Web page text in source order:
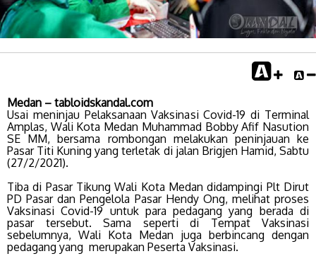
Medan – tabloidskandal.com
Usai meninjau Pelaksanaan Vaksinasi Covid-19 di Terminal
Amplas, Wali Kota Medan Muhammad Bobby Afif Nasution
SE MM, bersama rombongan melakukan peninjauan ke
Pasar Titi Kuning yang terletak di jalan Brigjen Hamid, Sabtu
(27/2/2021).
Tiba di Pasar Tikung Wali Kota Medan didampingi Plt Dirut
PD Pasar dan Pengelola Pasar Hendy Ong, melihat proses
Vaksinasi Covid-19 untuk para pedagang yang berada di
pasar tersebut. Sama seperti di Tempat Vaksinasi
sebelumnya, Wali Kota Medan juga berbincang dengan
pedagang yang merupakan Peserta Vaksinasi.